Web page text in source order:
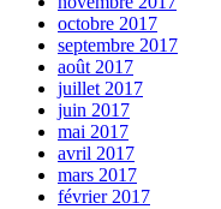
octobre 2017
septembre 2017
août 2017
juillet 2017
juin 2017
mai 2017
avril 2017
mars 2017
février 2017